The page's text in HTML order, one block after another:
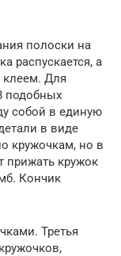
полоски на
распускается, а
клеем. Для
подобных
собой в единую
в виде
кружочкам, но в
прижать кружок
Кончик
Третья